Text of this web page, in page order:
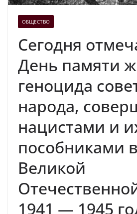
ОБЩЕСТВО
Сегодня
День памяти
геноцида
народа,
нацистами и
пособниками
Великой
1941 — 1945